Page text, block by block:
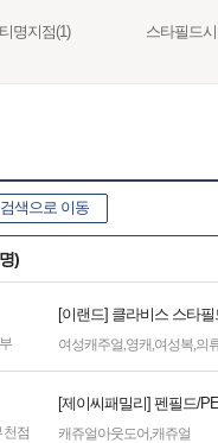
명지점(1) 스타필드
색으로 이동
)
[이랜드] 클라비스 스타
여성캐주얼,영캐 ,여성복,의
점
[제이씨패밀리] 펜필드/
캐쥬얼아웃도어,캐쥬얼